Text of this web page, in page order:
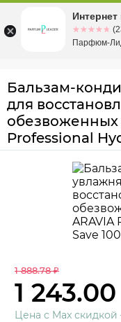
Бальзам-
для
обезвоженных
Professional
1 888.78 ₽
1
Цена с Max
☆☆☆☆☆
★★★★★
Парфюм-